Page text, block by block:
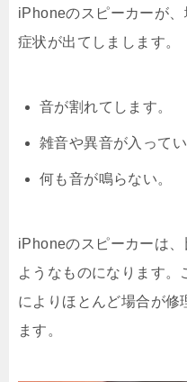
iPhoneのスピーカーが
症状が出てしまします。
音が割れてします。
雑音や異音が入ってい
何も音が鳴らない。
iPhoneのスピーカーは
ようなものになります。
によりほとんど場合が修
ます。